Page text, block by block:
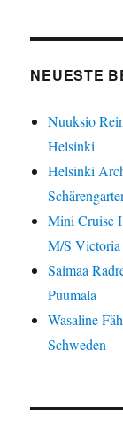
NEUESTE
Nuuksio
Helsinki
Helsinki
Mini Cruise
M/S
Saimaa
Puumala
Wasaline
Schweden